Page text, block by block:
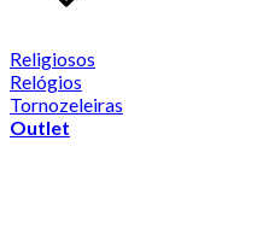
Religiosos
Relógios
Tornozeleiras
Outlet